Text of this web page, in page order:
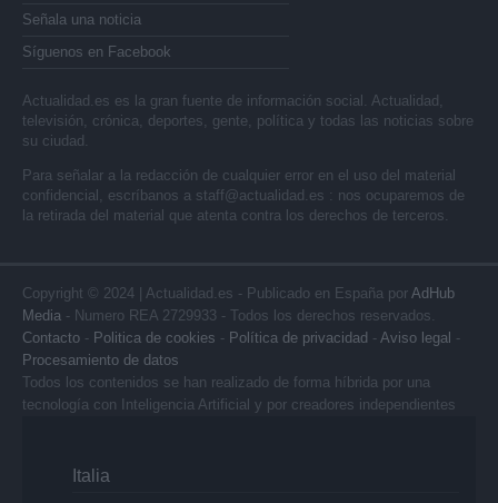
Señala una noticia
Síguenos en Facebook
Actualidad.es es la gran fuente de información social. Actualidad,
televisión, crónica, deportes, gente, política y todas las noticias sobre
su ciudad.
Para señalar a la redacción de cualquier error en el uso del material
confidencial, escríbanos a staff@actualidad.es : nos ocuparemos de
la retirada del material que atenta contra los derechos de terceros.
Copyright © 2024 | Actualidad.es - Publicado en España por AdHub
Media - Numero REA 2729933 - Todos los derechos reservados.
Contacto - Politica de cookies - Política de privacidad - Aviso legal -
Procesamiento de datos
Todos los contenidos se han realizado de forma híbrida por una
tecnología con Inteligencia Artificial y por creadores independientes
Italia